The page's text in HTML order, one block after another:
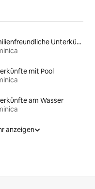
Familienfreundliche Unterkünfte
mit Pool
am Wasser
anzeigen